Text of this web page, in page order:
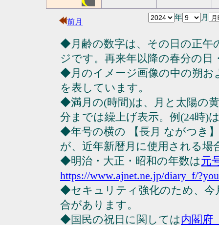
前月
年 月
◆月齢の数字は、その日の正午
ジです。再来年以降の春分の日
◆月のイメージ画像の中の朔
を表しています。
◆満月の(時間)は、月と太陽の
分までは繰上げ表示。例(24時)
◆年号の横の 【長月 ながつき
が、近年新暦月に使用される場
◆明治・大正・昭和の年数は元
https://www.ajnet.ne.jp/diary_f/
◆セキュリティ強化のため、今
合があります。
◆国民の祝日に関しては内閣府